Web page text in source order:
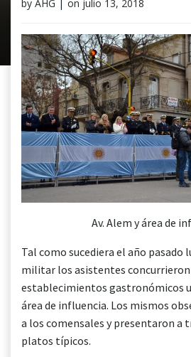
by AHG | on julio 13, 2018
Av. Alem y área de
Tal como sucediera el año pasado
militar los asistentes
establecimientos gastronómicos
área de influencia. Los mismos
a los comensales y presentaron a
platos típicos.